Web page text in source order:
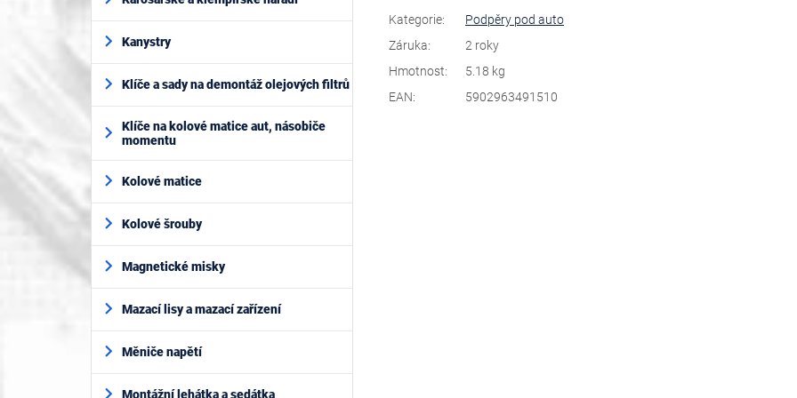
Kanystry
Klíče a sady na demontáž olejových filtrů
Klíče na kolové matice aut, násobiče
momentu
Kolové matice
Kolové šrouby
Magnetické misky
Mazací lisy a mazací zařízení
Měniče napětí
Montážní lehátka a sedátka
Kategorie:
Podpěry pod auto
Záruka:
2 roky
Hmotnost:
5.18 kg
EAN: 5902963491510